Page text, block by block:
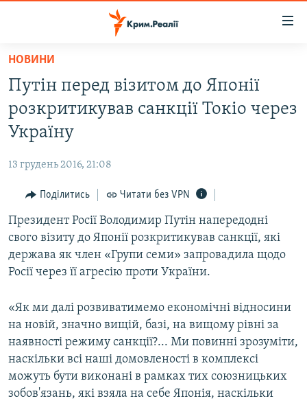
Перейти
основного
матеріалу
Перейти
до
основної
навігації
Перейти
пошуку
ВОДА.КРИМ
ВІДЕО ТА ФОТО
БЛОГИ
ПОГЛЯД
ІНТЕРВ'Ю
ВСЕ ЗА ДЕНЬ
СПЕЦПРОЕКТИ
ВІДЕОУРОКИ «ELIFBE»
СВІДЧЕННЯ ОКУПАЦІЇ
УКРАЇНСЬКА ПРОБЛЕМА КРИМУ
ІНФОГРАФІКА
Русский
Qırımtatar
ДОЛУЧАЙСЯ!
НОВИНИ
Путін перед візитом до Японії
розкритикував санкції Токіо через
Україну
13 грудень 2016, 21:08
Поділитись Читати без VPN
Президент Росії Володимир Путін напередодні
свого візиту до Японії розкритикував санкції, які
держава як член «Групи семи» запровадила щодо
Росії через її агресію проти України.
«Як ми далі розвиватимемо економічні відносини
на новій, значно вищій, базі, на вищому рівні за
наявності режиму санкції?... Ми повинні зрозуміти,
наскільки всі наші домовленості в комплексі
можуть бути виконані в рамках тих союзницьких
зобов'язань, які взяла на себе Японія, наскільки